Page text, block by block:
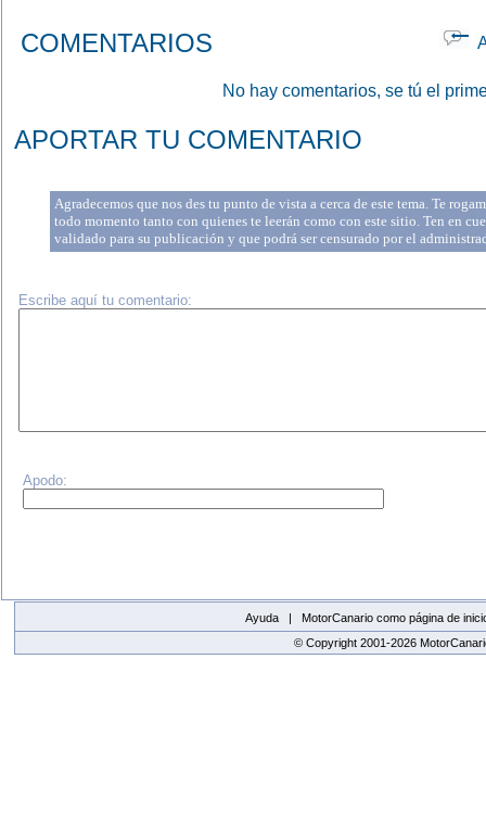
COMENTARIOS
No hay comentarios, se tú el
APORTAR TU COMENTARIO
Agradecemos que nos des tu punto de vista a cerca de este tema. Te
todo momento tanto con quienes te leerán como con este sitio. Ten en
validado para su publicación y que podrá ser censurado por el
Escribe aquí tu comentario:
Apodo:
Ayuda |
MotorCanario como página de
© Copyright 2001-2026